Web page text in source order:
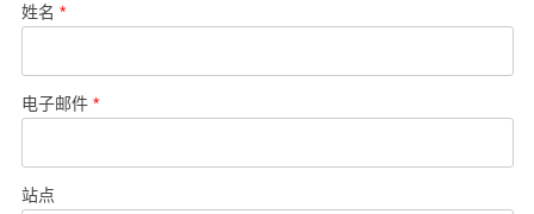
姓名 *
电子邮件 *
站点